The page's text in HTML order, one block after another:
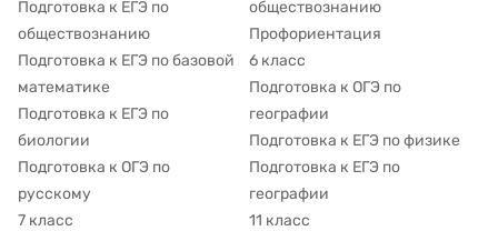
Подготовка к ЕГЭ по
обществознанию
Подготовка к ЕГЭ по базовой
математике
Подготовка к ЕГЭ по
биологии
Подготовка к ОГЭ по
русскому
7 класс
обществознанию
Профориентация
6 класс
Подготовка к ОГЭ по
географии
Подготовка к ЕГЭ по физике
Подготовка к ЕГЭ по
географии
11 класс